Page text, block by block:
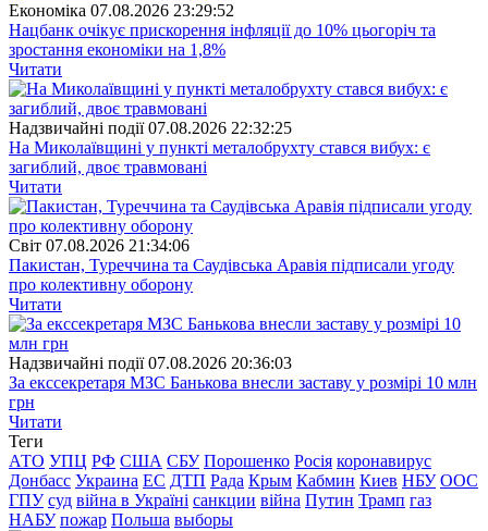
Економіка 07.08.2026 23:29:52
Нацбанк очікує прискорення інфляції до 10% цьогоріч та
зростання економіки на 1,8%
Читати
Надзвичайні події 07.08.2026 22:32:25
На Миколаївщині у пункті металобрухту стався вибух: є
загиблий, двоє травмовані
Читати
Свiт 07.08.2026 21:34:06
Пакистан, Туреччина та Саудівська Аравія підписали угоду
про колективну оборону
Читати
Надзвичайні події 07.08.2026 20:36:03
За екссекретаря МЗС Банькова внесли заставу у розмірі 10 млн
грн
Читати
Теги
АТО УПЦ РФ США СБУ Порошенко Росія коронавирус
Донбасс Украина ЕС ДТП Рада Крым Кабмин Киев НБУ ООС
ГПУ суд війна в Україні санкции війна Путин Трамп газ
НАБУ пожар Польша выборы